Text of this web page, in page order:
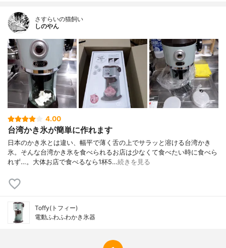
さすらいの猫飼い
しのやん
4.00
台湾かき氷が簡単に作れます
日本のかき氷とは違い、幅平で薄く舌の上でサラッと溶ける台湾かき
氷。そんな台湾かき氷を食べられるお店は少なくて食べたい時に食べら
れず…。大体お店で食べるなら1杯5…続きを見る
Toffy(トフィー)
電動ふわふわかき氷器